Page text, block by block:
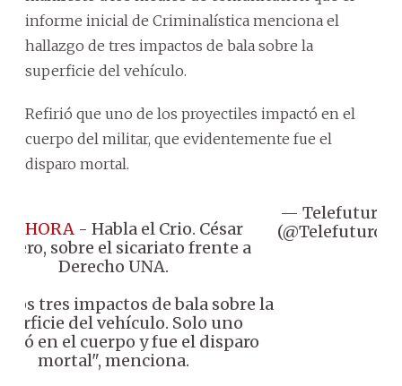
informe inicial de Criminalística menciona el
hallazgo de tres impactos de bala sobre la
superficie del vehículo.
Refirió que uno de los proyectiles impactó en el
cuerpo del militar, que evidentemente fue el
disparo mortal.
#AHORA- Habla el Crio. César
sobre el sicariato frente a
Derecho UNA.
tres impactos de bala sobre la
del vehículo. Solo uno
en el cuerpo y fue el disparo
mortal", menciona.
— Telefuturo
(@Telefuturo)